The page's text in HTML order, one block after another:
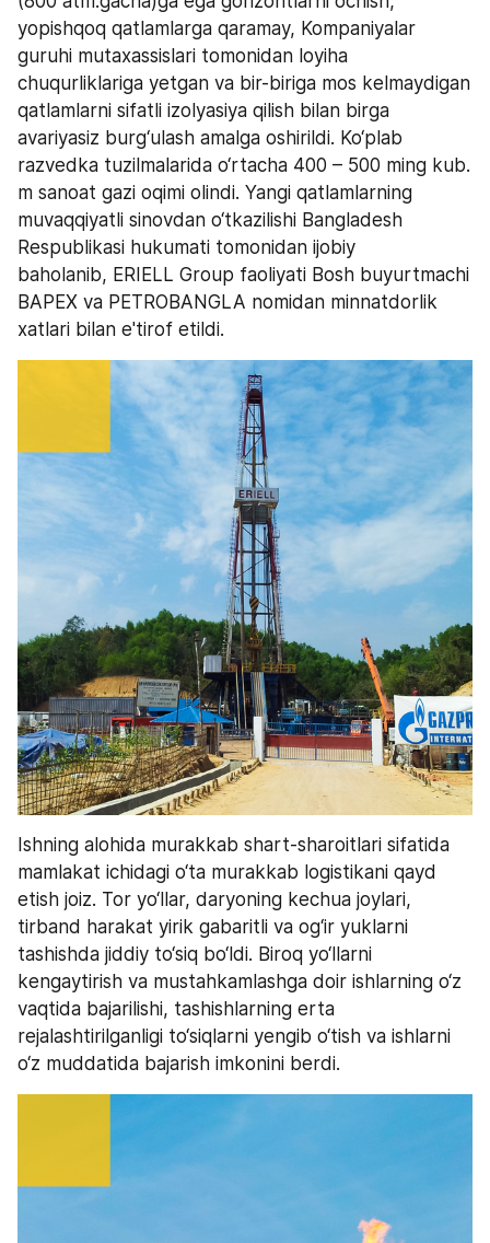
yopishqoq qatlamlarga qaramay, Kompaniyalar
guruhi mutaxassislari tomonidan loyiha
chuqurliklariga yetgan va bir-biriga mos kelmaydigan
qatlamlarni sifatli izolyasiya qilish bilan birga
avariyasiz burg‘ulash amalga oshirildi. Ko‘plab
razvedka tuzilmalarida o‘rtacha 400 – 500 ming kub.
m sanoat gazi oqimi olindi. Yangi qatlamlarning
muvaqqiyatli sinovdan o‘tkazilishi Bangladesh
Respublikasi hukumati tomonidan ijobiy
baholanib, ERIELL Group faoliyati Bosh buyurtmachi
BAPEX va PETROBANGLA nomidan minnatdorlik
xatlari bilan e'tirof etildi.
Ishning alohida murakkab shart-sharoitlari sifatida
mamlakat ichidagi o‘ta murakkab logistikani qayd
etish joiz. Tor yo‘llar, daryoning kechua joylari,
tirband harakat yirik gabaritli va og‘ir yuklarni
tashishda jiddiy to‘siq bo‘ldi. Biroq yo‘llarni
kengaytirish va mustahkamlashga doir ishlarning o‘z
vaqtida bajarilishi, tashishlarning erta
rejalashtirilganligi to‘siqlarni yengib o‘tish va ishlarni
o‘z muddatida bajarish imkonini berdi.